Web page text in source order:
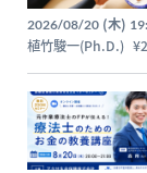
2026/08/20 (木)
植竹駿一(Ph.D.)